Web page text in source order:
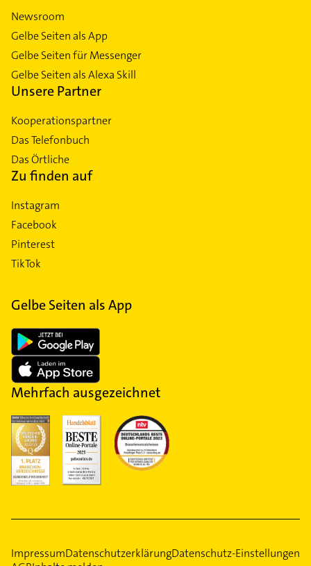
Newsroom
Gelbe Seiten als App
Gelbe Seiten für Messenger
Gelbe Seiten als Alexa Skill
Unsere Partner
Kooperationspartner
Das Telefonbuch
Das Örtliche
Zu finden auf
Instagram
Facebook
Pinterest
TikTok
Gelbe Seiten als App
Mehrfach ausgezeichnet
ImpressumDatenschutzerklärungDatenschutz-Einstellungen